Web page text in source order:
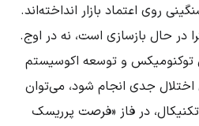
روی اعتماد بازار انداخته‌اند.
در حال بازسازی است، نه در اوج.
توکنومیکس و توسعه اکوسیستم
اول ۲۰۲۶ بدون اختلال جدی انجام شود، می‌توان
تکنیکال، در فاز «فرصت پرریسک